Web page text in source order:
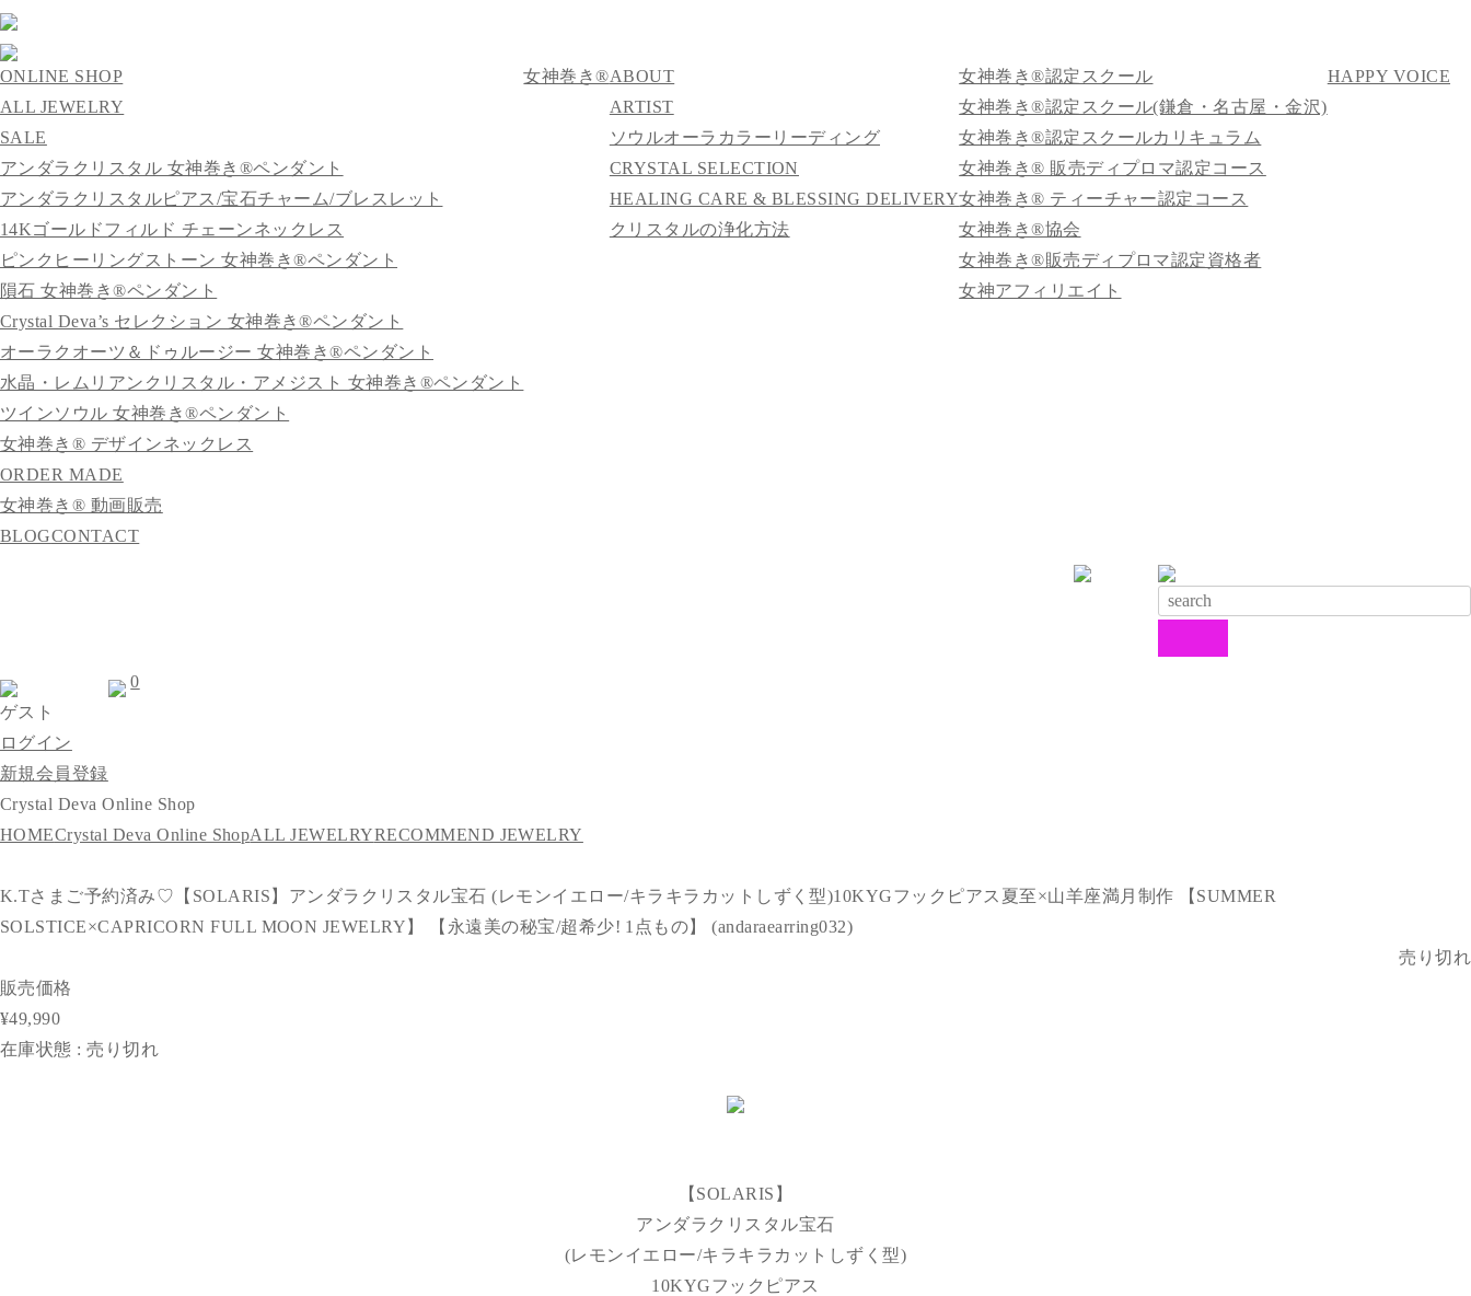
ONLINE SHOP
ALL JEWELRY
SALE
アンダラクリスタル 女神巻き®ペンダント
アンダラクリスタルピアス/宝石チャーム/ブレスレット
14Kゴールドフィルド チェーンネックレス
ピンクヒーリングストーン 女神巻き®ペンダント
隕石 女神巻き®ペンダント
Crystal Deva’s セレクション 女神巻き®ペンダント
オーラクオーツ＆ドゥルージー 女神巻き®ペンダント
水晶・レムリアンクリスタル・アメジスト 女神巻き®ペンダント
ツインソウル 女神巻き®ペンダント
女神巻き® デザインネックレス
ORDER MADE
女神巻き® 動画販売
女神巻き®ABOUT
ARTIST
ソウルオーラカラーリーディング
CRYSTAL SELECTION
HEALING CARE & BLESSING DELIVERY
クリスタルの浄化方法
女神巻き®認定スクール
女神巻き®認定スクール(鎌倉・名古屋・金沢)
女神巻き®認定スクールカリキュラム
女神巻き® 販売ディプロマ認定コース
女神巻き® ティーチャー認定コース
女神巻き®協会
女神巻き®販売ディプロマ認定資格者
女神アフィリエイト
HAPPY VOICE
BLOGCONTACT
ゲスト
ログイン
新規会員登録
0
Crystal Deva Online Shop
HOMECrystal Deva Online ShopALL JEWELRYRECOMMEND JEWELRY
K.Tさまご予約済み♡【SOLARIS】アンダラクリスタル宝石 (レモンイエロー/キラキラカットしずく型)10KYGフックピアス夏至×山羊座満月制作 【SUMMER
SOLSTICE×CAPRICORN FULL MOON JEWELRY】 【永遠美の秘宝/超希少! 1点もの】 (andaraearring032)
売り切れ
販売価格
¥49,990
在庫状態 : 売り切れ
【SOLARIS】
アンダラクリスタル宝石
(レモンイエロー/キラキラカットしずく型)
10KYGフックピアス